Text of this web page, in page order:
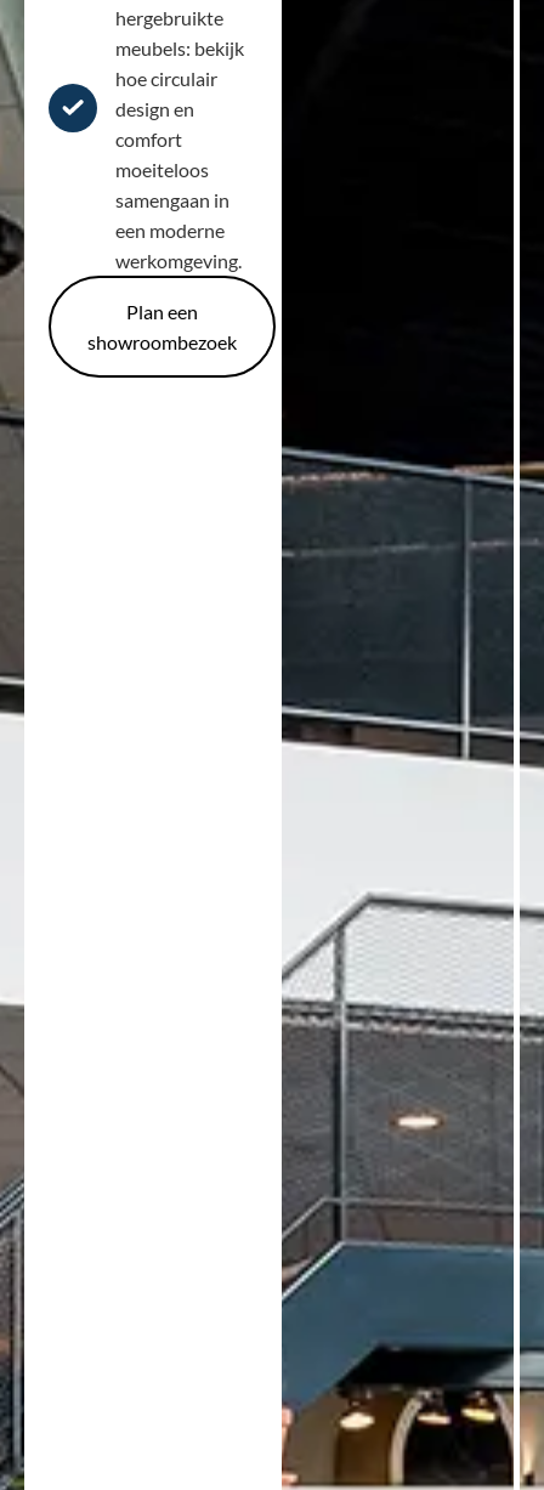
hergebruikte
meubels: bekijk
hoe circulair
design en
comfort
moeiteloos
samengaan in
een moderne
werkomgeving.
Plan een
showroombezoek